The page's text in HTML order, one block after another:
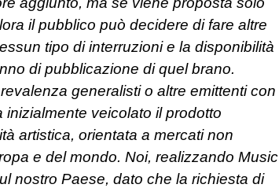
il pubblico può decidere di fare altre
tipo di interruzioni e la disponibilità
di pubblicazione di quel brano.
generalisti o altre emittenti con
veicolato il prodotto
artistica, orientata a mercati non
e del mondo. Noi, realizzando Music
nostro Paese, dato che la richiesta di